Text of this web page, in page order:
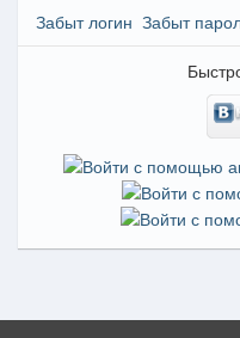
Забыт логин Забыт